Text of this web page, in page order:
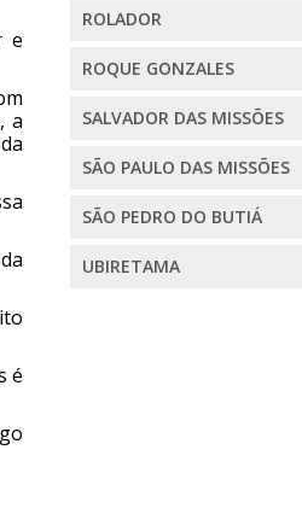
e
a
é
ROLADOR
ROQUE GONZALES
SALVADOR DAS MISSÕES
SÃO PAULO DAS MISSÕES
SÃO PEDRO DO BUTIÁ
UBIRETAMA